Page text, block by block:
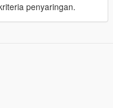
penyaringan.